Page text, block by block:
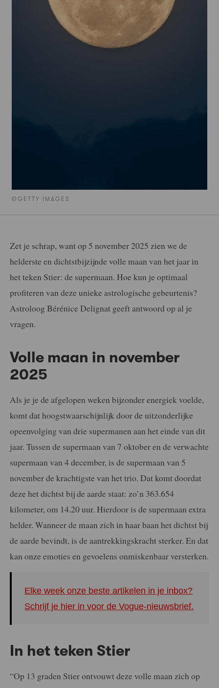
©GETTY IMAGES
Zet je schrap, want op 5 november 2025 zien we de
helderste en dichtstbijzijnde volle maan van het jaar in
het teken Stier: de supermaan. Hoe kun je optimaal
profiteren van deze unieke astrologische gebeurtenis?
Astroloog Bérénice Delignat geeft antwoord op al je
vragen.
Volle maan in november
2025
Als je je de afgelopen weken bijzonder energiek voelde,
komt dat hoogstwaarschijnlijk door de uitzonderlijke
opeenvolging van drie supermanen aan het einde van dit
jaar. Tussen de supermaan van 7 oktober en de verwachte
supermaan van 4 december, is de supermaan van 5
november de krachtigste van het trio. Dat komt doordat
deze het dichtst bij de aarde staat: zo’n 363.654
kilometer, om 14.20 uur. Hierdoor is de supermaan extra
helder. Wanneer de maan zich in haar baan het dichtst bij
de aarde bevindt, is de aantrekkingskracht sterker. En dat
kan onze emoties en gevoelens onmiskenbaar versterken.
Elke week onze beste artikelen in je inbox?
Schrijf je hier in voor de Vogue-nieuwsbrief.
In het teken Stier
“Op 13 graden Stier ontvouwt deze volle maan zich op